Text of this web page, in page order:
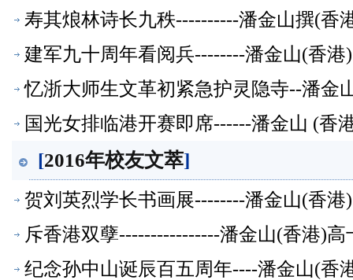
寿其烺林诗长九秩----------潘金山撰(香
文萃】
建军九十周年看阅兵--------潘金山(香
忆浙大师生文革初紧急护灵隐寺--潘金
国光女排临港开赛即席------潘金山 (香
[2016年校友文萃]
贺刘英烈学长书画展--------潘金山(香
斥香港双孽----------------潘金山(香港)
纪念孙中山诞辰百五周年----潘金山(香